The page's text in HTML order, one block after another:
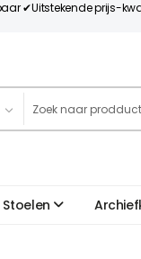
✔Uitstekende prijs-
Stoelen